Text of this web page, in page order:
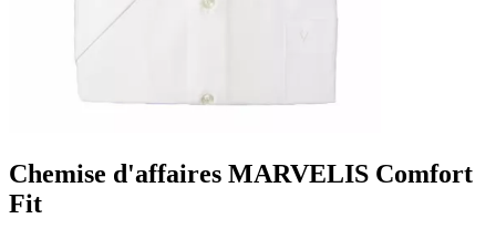
Chemise d'affaires MARVELIS Comfort
Fit